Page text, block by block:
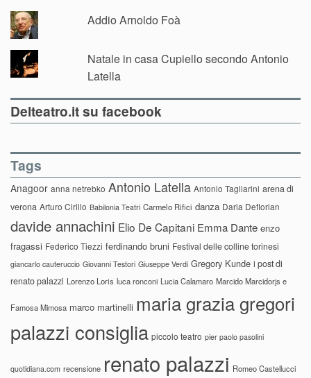
Addio Arnoldo Foà
Natale in casa Cupiello secondo Antonio
Latella
Delteatro.it su facebook
Tags
Anagoor anna netrebko Antonio Latella Antonio Tagliarini arena di
verona Arturo Cirillo Babilonia Teatri Carmelo Rifici danza Daria Deflorian
davide annachini Elio De Capitani Emma Dante enzo
fragassi Federico Tiezzi ferdinando bruni Festival delle colline torinesi
giancarlo cauteruccio Giovanni Testori Giuseppe Verdi Gregory Kunde i post di
renato palazzi Lorenzo Loris luca ronconi Lucia Calamaro Marcido Marcidorjs e
Famosa Mimosa marco martinelli maria grazia gregori
palazzi consiglia piccolo teatro pier paolo pasolini
quotidiana.com recensione renato palazzi Romeo Castellucci